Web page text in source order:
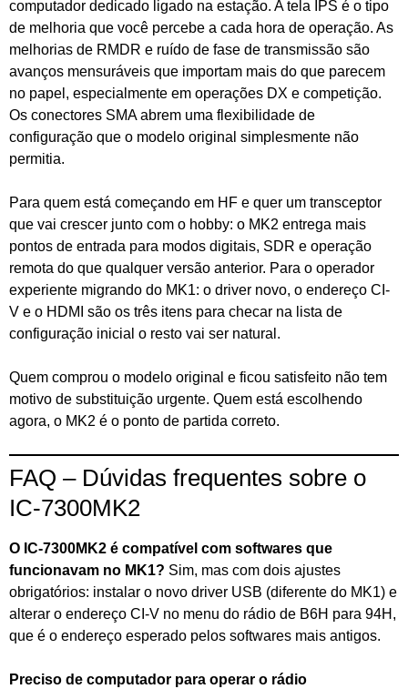
computador dedicado ligado na estação. A tela IPS é o tipo
de melhoria que você percebe a cada hora de operação. As
melhorias de RMDR e ruído de fase de transmissão são
avanços mensuráveis que importam mais do que parecem
no papel, especialmente em operações DX e competição.
Os conectores SMA abrem uma flexibilidade de
configuração que o modelo original simplesmente não
permitia.
Para quem está começando em HF e quer um transceptor
que vai crescer junto com o hobby: o MK2 entrega mais
pontos de entrada para modos digitais, SDR e operação
remota do que qualquer versão anterior. Para o operador
experiente migrando do MK1: o driver novo, o endereço CI-
V e o HDMI são os três itens para checar na lista de
configuração inicial o resto vai ser natural.
Quem comprou o modelo original e ficou satisfeito não tem
motivo de substituição urgente. Quem está escolhendo
agora, o MK2 é o ponto de partida correto.
FAQ – Dúvidas frequentes sobre o
IC-7300MK2
O IC-7300MK2 é compatível com softwares que
funcionavam no MK1? Sim, mas com dois ajustes
obrigatórios: instalar o novo driver USB (diferente do MK1) e
alterar o endereço CI-V no menu do rádio de B6H para 94H,
que é o endereço esperado pelos softwares mais antigos.
Preciso de computador para operar o rádio